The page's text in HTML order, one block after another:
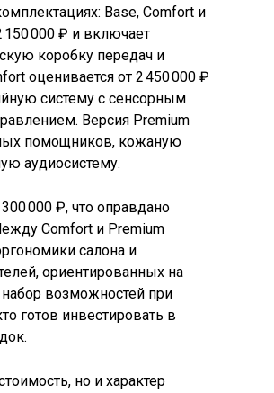
Base, Comfort и
150 000 ₽ и включает
коробку передач и
оценивается от 2 450 000 ₽
систему с сенсорным
Версия Premium
помощников, кожаную
аудиосистему.
000 ₽, что оправдано
Comfort и Premium
салона и
ориентированных на
возможностей при
готов инвестировать в
но и характер